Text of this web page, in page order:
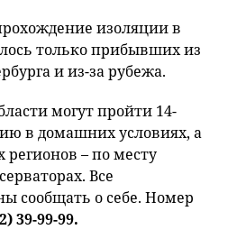
изоляции в
только прибывших из
и из-за рубежа.
могут пройти 14-
в домашних условиях, а
– по месту
Все
сообщать о себе. Номер
39-99-99.